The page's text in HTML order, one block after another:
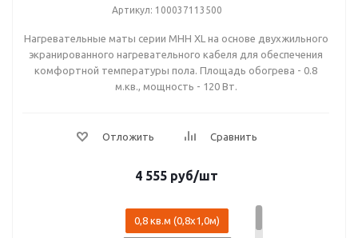
2240 Вт (14,0 кв.м.)
Артикул: 100037113500
Нагревательные маты серии MHH XL на основе двухжильного
экранированного нагревательного кабеля для обеспечения
комфортной температуры пола. Площадь обогрева - 0.8
м.кв., мощность - 120 Вт.
4 555руб/шт
0,8 кв.м (0,8х1,0м)